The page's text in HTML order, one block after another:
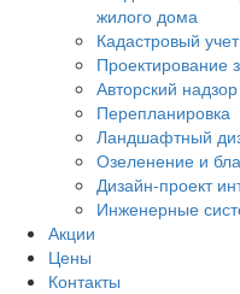
жилого дома
Кадастровый учет
Проектирование
Авторский надзор
Перепланировка
Ландшафтный
Озеленение и
Дизайн-проект
Инженерные
Акции
Цены
Контакты